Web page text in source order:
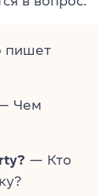
пишет
Чем
— Кто